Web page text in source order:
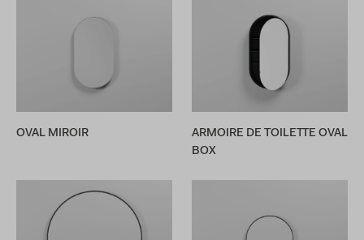
OVAL MIROIR
ARMOIRE DE TOILETTE OVAL
BOX